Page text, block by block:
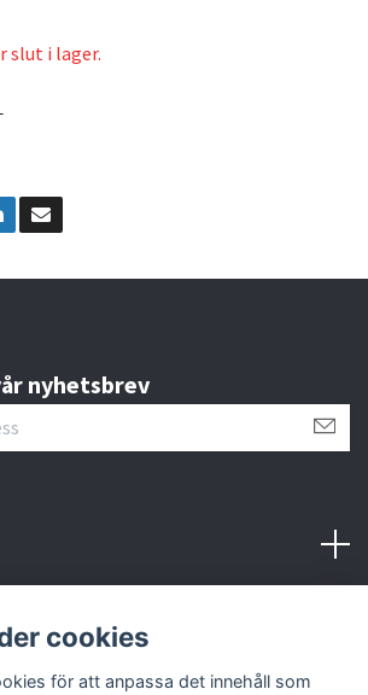
slut i lager.
nyhetsbrev
cookies
för att anpassa det innehåll som